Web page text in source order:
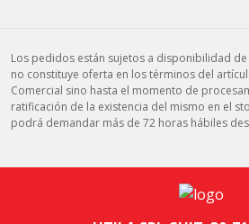
Los pedidos están sujetos a disponibilidad
no constituye oferta en los términos del
Comercial sino hasta el momento de
ratificación de la existencia del mismo en el
podrá demandar más de 72 horas hábiles